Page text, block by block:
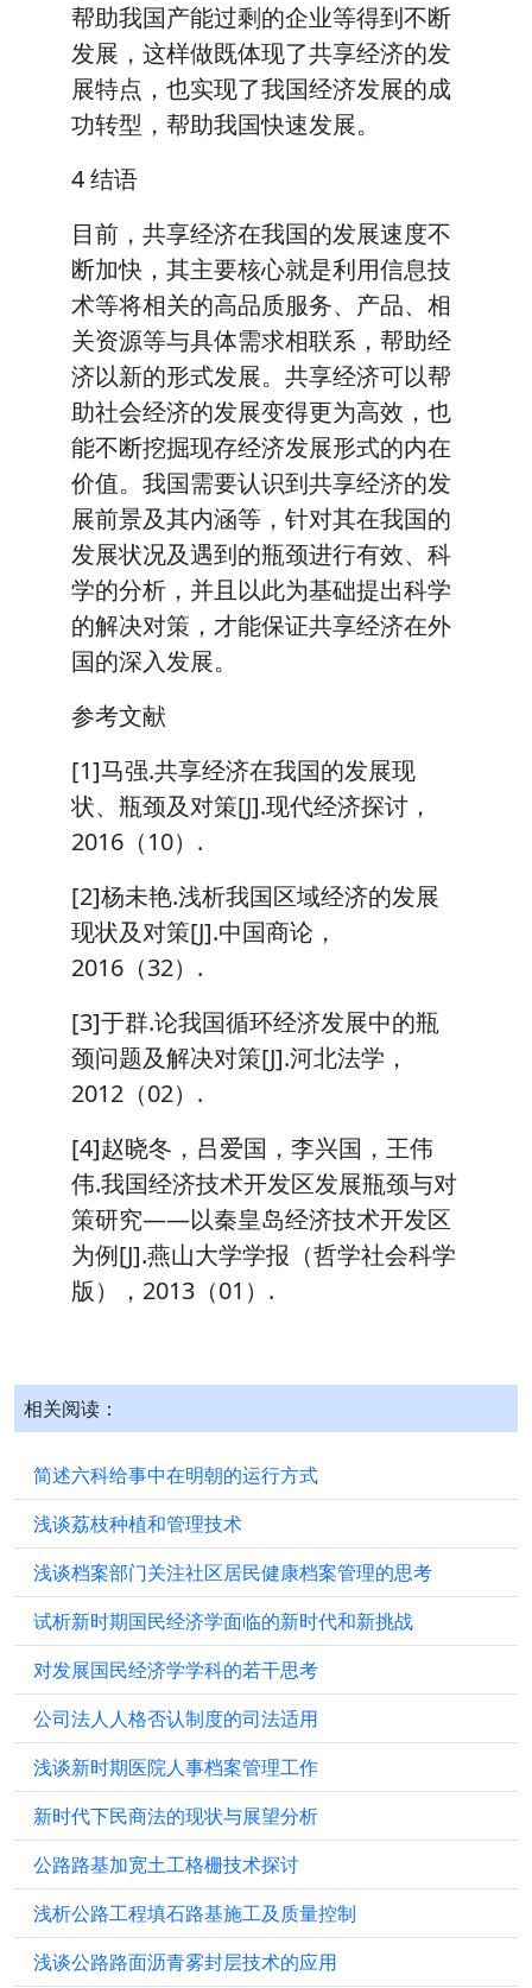
帮助我国产能过剩的企业等得到不断
发展，这样做既体现了共享经济的发
展特点，也实现了我国经济发展的成
功转型，帮助我国快速发展。
4 结语
目前，共享经济在我国的发展速度不
断加快，其主要核心就是利用信息技
术等将相关的高品质服务、产品、相
关资源等与具体需求相联系，帮助经
济以新的形式发展。共享经济可以帮
助社会经济的发展变得更为高效，也
能不断挖掘现存经济发展形式的内在
价值。我国需要认识到共享经济的发
展前景及其内涵等，针对其在我国的
发展状况及遇到的瓶颈进行有效、科
学的分析，并且以此为基础提出科学
的解决对策，才能保证共享经济在外
国的深入发展。
参考文献
[1]马强.共享经济在我国的发展现
状、瓶颈及对策[J].现代经济探讨，
2016（10）.
[2]杨未艳.浅析我国区域经济的发展
现状及对策[J].中国商论，
2016（32）.
[3]于群.论我国循环经济发展中的瓶
颈问题及解决对策[J].河北法学，
2012（02）.
[4]赵晓冬，吕爱国，李兴国，王伟
伟.我国经济技术开发区发展瓶颈与对
策研究——以秦皇岛经济技术开发区
为例[J].燕山大学学报（哲学社会科学
版），2013（01）.
相关阅读：
简述六科给事中在明朝的运行方式
浅谈荔枝种植和管理技术
浅谈档案部门关注社区居民健康档案管理的思考
试析新时期国民经济学面临的新时代和新挑战
对发展国民经济学学科的若干思考
公司法人人格否认制度的司法适用
浅谈新时期医院人事档案管理工作
新时代下民商法的现状与展望分析
公路路基加宽土工格栅技术探讨
浅析公路工程填石路基施工及质量控制
浅谈公路路面沥青雾封层技术的应用